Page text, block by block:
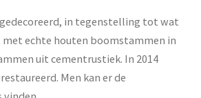
in tegenstelling tot wat
met echte houten boomstammen in
uit cementrustiek. In 2014
Men kan er de